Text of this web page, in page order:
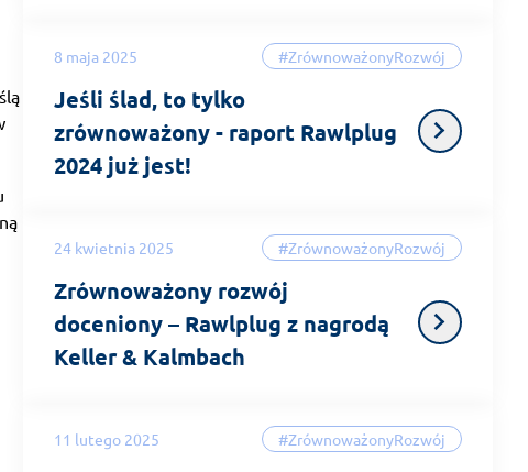
8 maja 2025 #ZrównoważonyRozwój
Jeśli ślad, to tylko
zrównoważony - raport Rawlplug
2024 już jest!
24 kwietnia 2025 #ZrównoważonyRozwój
Zrównoważony rozwój
doceniony – Rawlplug z nagrodą
Keller & Kalmbach
11 lutego 2025 #ZrównoważonyRozwój